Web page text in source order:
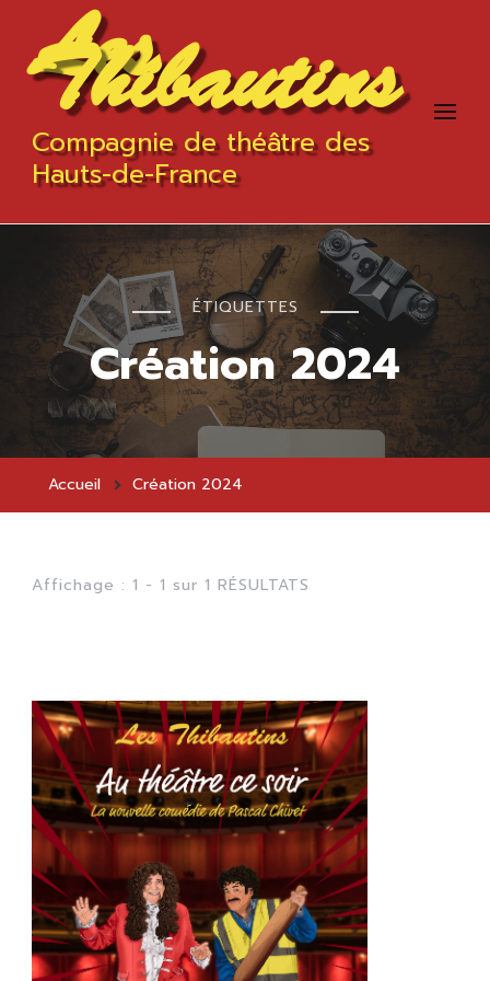
Les
Thibautins
Compagnie de théâtre des
Hauts-de-France
ÉTIQUETTES
Création 2024
Accueil Création 2024
Affichage : 1 - 1 sur 1 RÉSULTATS